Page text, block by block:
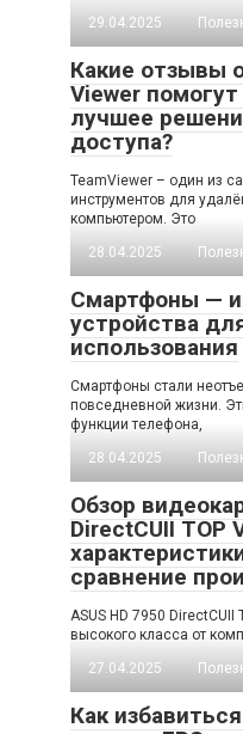
29.04.2025
Какие отзывы
Viewer
лучшее
доступа?
TeamViewer – один из
инструментов для
компьютером. Это
28.04.2025
Смартфоны —
устройства
использования
Смартфоны стали
повседневной жизни.
функции телефона,
28.04.2025
Обзор
DirectCUII TOP
сравнение
ASUS HD 7950 DirectCUII
высокого класса от
27.04.2025
Как